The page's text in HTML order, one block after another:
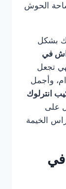
الحوش
بشكل
في
تجعل
وأجمل
انترلوك
على
الخيمة
في